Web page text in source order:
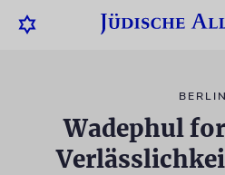
BERLIN
Wadephul